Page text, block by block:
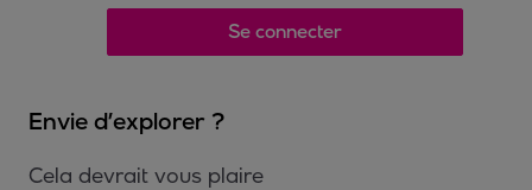
Se connecter
Envie d’explorer ?
Cela devrait vous plaire